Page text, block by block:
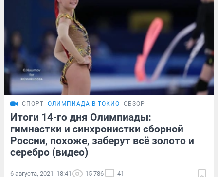
СПОРТ ОЛИМПИАДА В ТОКИО ОБЗОР
Итоги 14-го дня Олимпиады:
гимнастки и синхронистки сборной
России, похоже, заберут всё золото и
серебро (видео)
6 августа, 2021, 18:41 15 786 41